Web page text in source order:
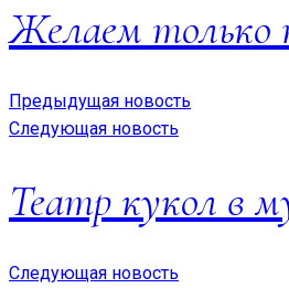
Желаем только
Предыдущая новость
Следующая новость
Театр кукол в
Следующая новость